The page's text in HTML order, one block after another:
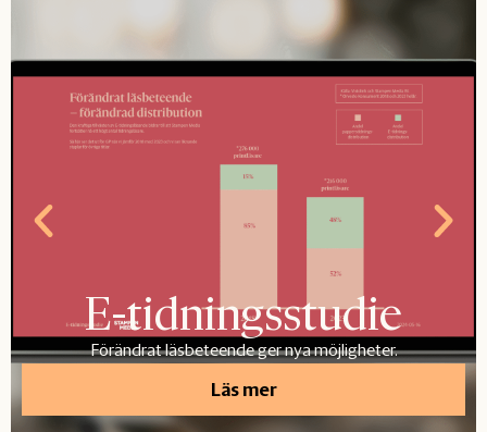
E-tidningsstudie
Förändrat läsbeteende ger nya möjligheter.
Läs mer